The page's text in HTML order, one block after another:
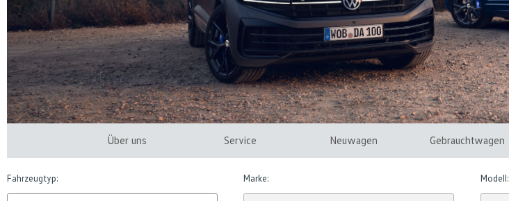
Über uns Service Neuwagen Gebrauchtwagen
Fahrzeugtyp: Marke: Modell: